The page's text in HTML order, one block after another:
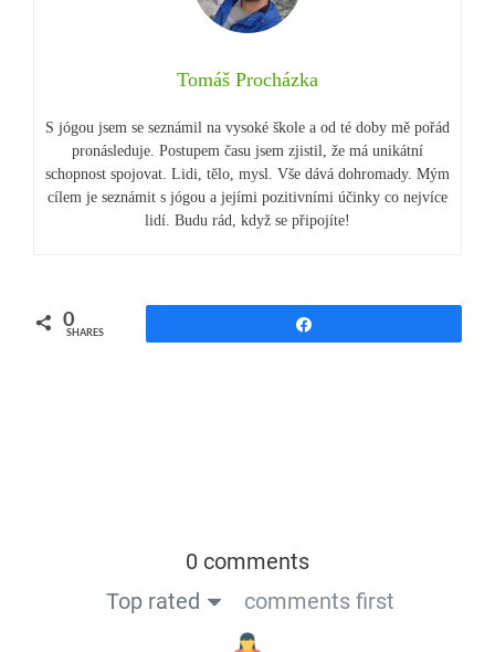
Tomáš Procházka
S jógou jsem se seznámil na vysoké škole a od té doby mě pořád
pronásleduje. Postupem času jsem zjistil, že má unikátní
schopnost spojovat. Lidi, tělo, mysl. Vše dává dohromady. Mým
cílem je seznámit s jógou a jejími pozitivními účinky co nejvíce
lidí. Budu rád, když se připojíte!
0
SHARES
0 comments
Top rated
comments first